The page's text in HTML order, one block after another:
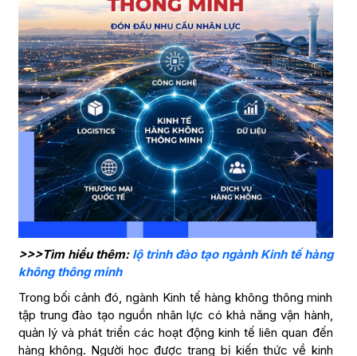
>>>Tìm hiểu thêm: lộ trình đào tạo ngành Kinh tế hàng
không thông minh
Trong bối cảnh đó, ngành Kinh tế hàng không thông minh
tập trung đào tạo nguồn nhân lực có khả năng vận hành,
quản lý và phát triển các hoạt động kinh tế liên quan đến
hàng không. Người học được trang bị kiến thức về kinh